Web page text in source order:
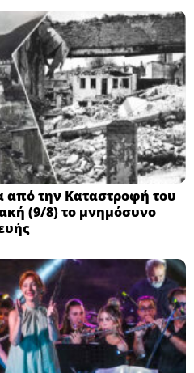
από την Καταστροφή του
(9/8) το μνημόσυνο